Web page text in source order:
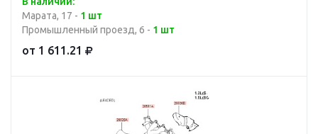
Марата, 17 - 1 шт
Промышленный проезд, 6 - 1 шт
от 1 611.21